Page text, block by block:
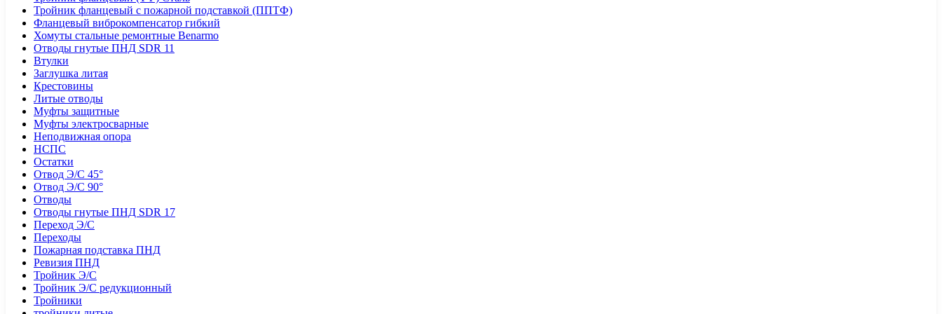
Тройник фланцевый с пожарной подставкой (ППТФ)
Фланцевый виброкомпенсатор гибкий
Хомуты стальные ремонтные Benarmo
Отводы гнутые ПНД SDR 11
Втулки
Заглушка литая
Крестовины
Литые отводы
Муфты защитные
Муфты электросварные
Неподвижная опора
НСПС
Остатки
Отвод Э/С 45°
Отвод Э/С 90°
Отводы
Отводы гнутые ПНД SDR 17
Переход Э/С
Переходы
Пожарная подставка ПНД
Ревизия ПНД
Тройник Э/С
Тройник Э/С редукционный
Тройники